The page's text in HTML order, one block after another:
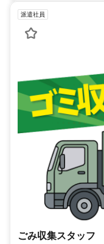
派遣社員
ごみ収集スタッフ